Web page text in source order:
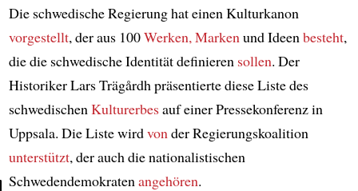
Die schwedische Regierung hat einen Kulturkanon
vorgestellt, der aus 100Werken, Marken und Ideen besteht,
die die schwedische Identität definieren sollen. Der
Historiker Lars Trägårdh präsentierte diese Liste des
schwedischen Kulturerbesauf einer Pressekonferenz in
Uppsala. Die Liste wirdvon der Regierungskoalition
unterstützt, der auch die nationalistischen
Schwedendemokraten angehören.